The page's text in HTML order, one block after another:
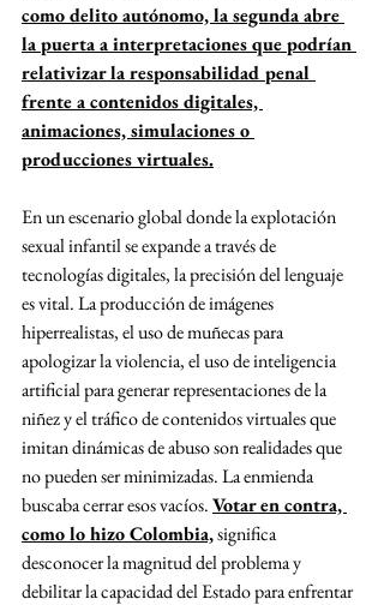
como delito autónomo, la segunda abre
la puerta a interpretaciones que podrían
relativizar la responsabilidad penal
frente a contenidos digitales,
animaciones, simulaciones o
producciones virtuales.
En un escenario global donde la explotación
sexual infantil se expande a través de
tecnologías digitales, la precisión del lenguaje
es vital. La producción de imágenes
hiperrealistas, el uso de muñecas para
apologizar la violencia, el uso de inteligencia
artificial para generar representaciones de la
niñez y el tráfico de contenidos virtuales que
imitan dinámicas de abuso son realidades que
no pueden ser minimizadas. La enmienda
buscaba cerrar esos vacíos. Votar en contra,
como lo hizo Colombia, significa
desconocer la magnitud del problema y
debilitar la capacidad del Estado para enfrentar